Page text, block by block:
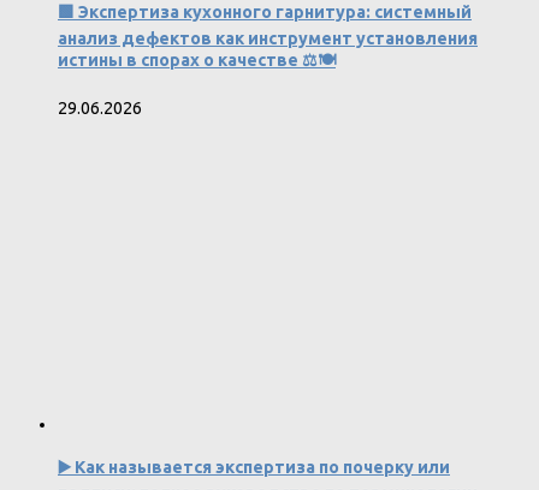
🟩 Экспертиза кухонного гарнитура: системный
анализ дефектов как инструмент установления
истины в спорах о качестве ⚖️🍽️
29.06.2026
▶️ Как называется экспертиза по почерку или